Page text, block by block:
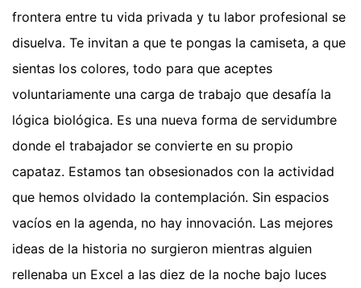
frontera entre tu vida privada y tu labor profesional se
disuelva. Te invitan a que te pongas la camiseta, a que
sientas los colores, todo para que aceptes
voluntariamente una carga de trabajo que desafía la
lógica biológica. Es una nueva forma de servidumbre
donde el trabajador se convierte en su propio
capataz. Estamos tan obsesionados con la actividad
que hemos olvidado la contemplación. Sin espacios
vacíos en la agenda, no hay innovación. Las mejores
ideas de la historia no surgieron mientras alguien
rellenaba un Excel a las diez de la noche bajo luces